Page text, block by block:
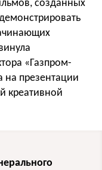
созданных
«Газпром-
на презентации
креативной